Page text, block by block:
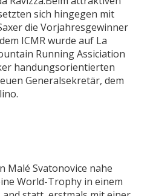
sich hingegen mit
die Vorjahresgewinner
ICMR wurde auf La
Running Assiciation
handungsorientierten
Generalsekretär, dem
Malé Svatonovice nahe
World-Trophy in einem